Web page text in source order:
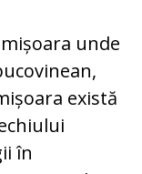
unde
există
în